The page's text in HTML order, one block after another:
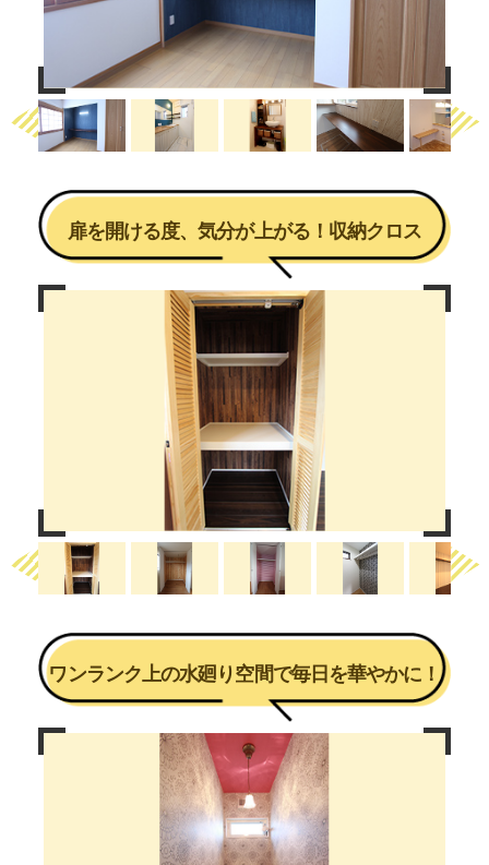
Previous
扉を開ける度、気分が上がる！収納クロス
Previous
ワンランク上の水廻り空間で毎日を華やかに！